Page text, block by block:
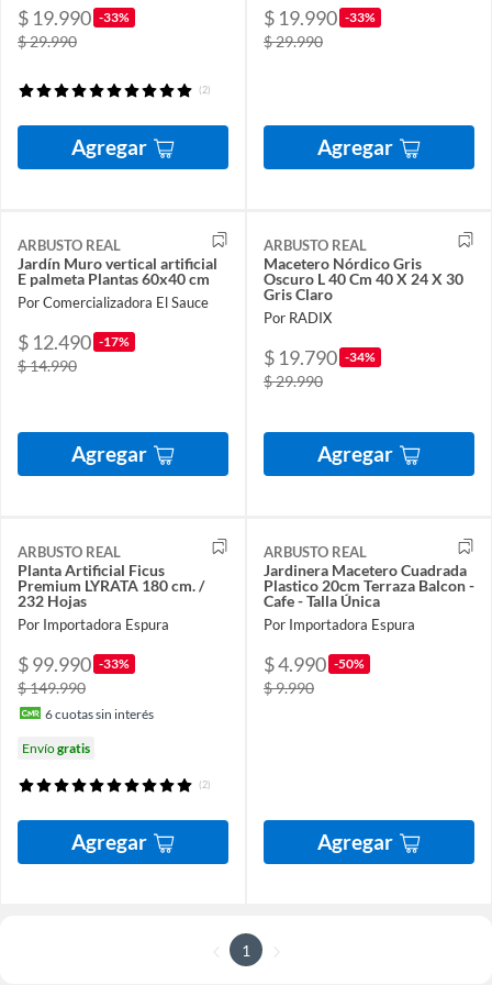
$ 19.990 -33%
$ 29.990
(2)
Agregar
$ 19.990 -33%
$ 29.990
Agregar
ARBUSTO REAL
Jardín Muro vertical artificial
E palmeta Plantas 60x40 cm
Por Comercializadora El Sauce
$ 12.490 -17%
$ 14.990
Agregar
ARBUSTO REAL
Macetero Nórdico Gris
Oscuro L 40 Cm 40 X 24 X 30
Gris Claro
Por RADIX
$ 19.790 -34%
$ 29.990
Agregar
ARBUSTO REAL
Planta Artificial Ficus
Premium LYRATA 180 cm. /
232 Hojas
Por Importadora Espura
$ 99.990 -33%
$ 149.990
6cuotas sin interés
Envíogratis
(2)
Agregar
ARBUSTO REAL
Jardinera Macetero Cuadrada
Plastico 20cm Terraza Balcon -
Cafe - Talla Única
Por Importadora Espura
$ 4.990 -50%
$ 9.990
Agregar
1